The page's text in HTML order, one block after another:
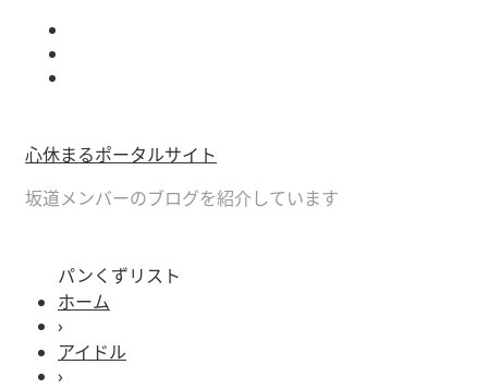
心休まるポータルサイト
坂道メンバーのブログを紹介しています
パンくずリスト
ホーム
›
アイドル
›